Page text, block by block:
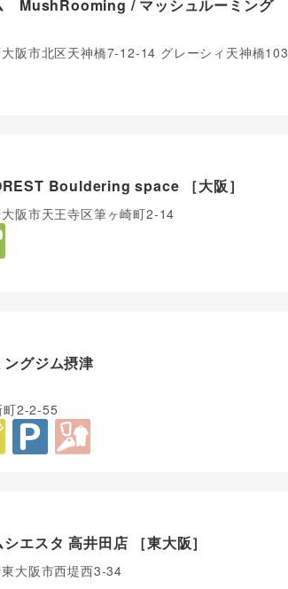
MushRooming / マッシュルーミング
阪市北区天神橋7-12-14 グレーシィ天神橋103
Bouldering space ［大阪］
阪市天王寺区筆ヶ崎町2-14
グジム摂津
町2-2-55
エスタ 高井田店 ［東大阪］
大阪市西堤西3-34